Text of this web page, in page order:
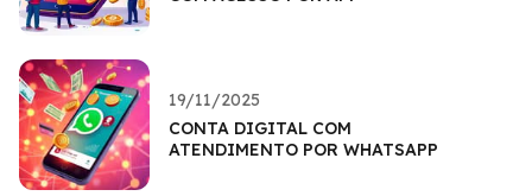
19/11/2025
CONTA DIGITAL COM
ATENDIMENTO POR WHATSAPP